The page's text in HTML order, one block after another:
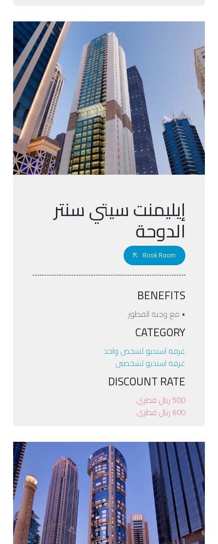
إيليمنت سيتي سنتر
الدوحة
Book Room
BENEFITS
• مع وجبة الفطور
CATEGORY
غرفة استديو لشخص واحد
غرفة استديو لشخصين
DISCOUNT RATE
500 ريال قطري
600 ريال قطري